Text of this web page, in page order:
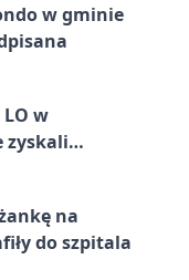
w gminie
w
zyskali
na
do szpitala